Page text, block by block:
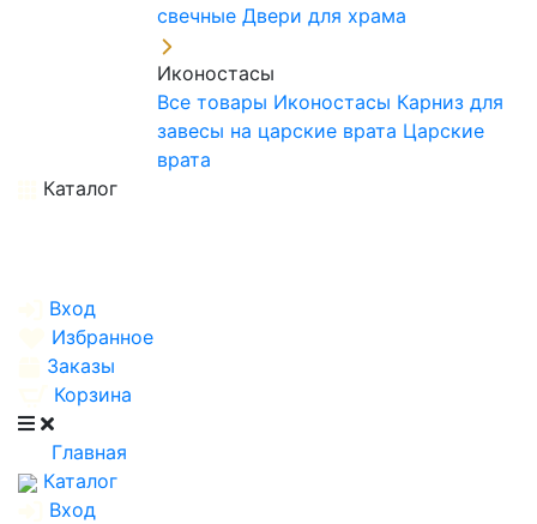
свечные Двери для храма
Иконостасы
Все товары Иконостасы Карниз для
завесы на царские врата Царские
врата
Каталог
Вход
Избранное
Заказы
Корзина
Главная
Каталог
Вход